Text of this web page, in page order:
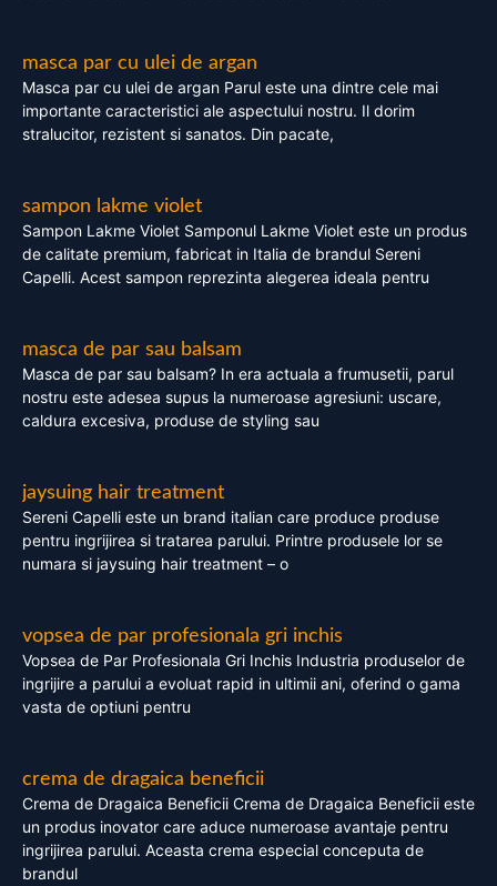
masca par cu ulei de argan
Masca par cu ulei de argan Parul este una dintre cele mai
importante caracteristici ale aspectului nostru. Il dorim
stralucitor, rezistent si sanatos. Din pacate,
sampon lakme violet
Sampon Lakme Violet Samponul Lakme Violet este un produs
de calitate premium, fabricat in Italia de brandul Sereni
Capelli. Acest sampon reprezinta alegerea ideala pentru
masca de par sau balsam
Masca de par sau balsam? In era actuala a frumusetii, parul
nostru este adesea supus la numeroase agresiuni: uscare,
caldura excesiva, produse de styling sau
jaysuing hair treatment
Sereni Capelli este un brand italian care produce produse
pentru ingrijirea si tratarea parului. Printre produsele lor se
numara si jaysuing hair treatment – o
vopsea de par profesionala gri inchis
Vopsea de Par Profesionala Gri Inchis Industria produselor de
ingrijire a parului a evoluat rapid in ultimii ani, oferind o gama
vasta de optiuni pentru
crema de dragaica beneficii
Crema de Dragaica Beneficii Crema de Dragaica Beneficii este
un produs inovator care aduce numeroase avantaje pentru
ingrijirea parului. Aceasta crema especial conceputa de
brandul